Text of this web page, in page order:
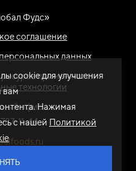
Фудс»
соглашение
данных
применяются
технологии
офис
11-44
cookie для улучшения
вам
Нажимая
с нашей Политикой